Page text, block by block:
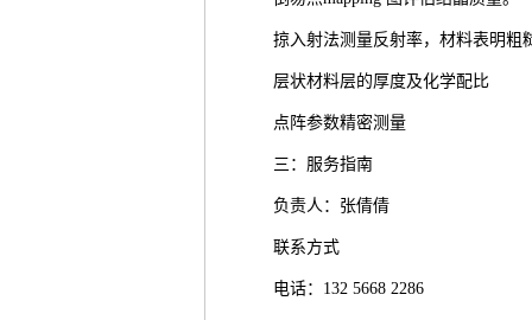
掠入射法测量反射率，材料表明粗
层状材料层的厚度及化学配比
点阵参数精密测量
三：服务指南
负责人：张倩倩
联系方式
电话：132 5668 2286